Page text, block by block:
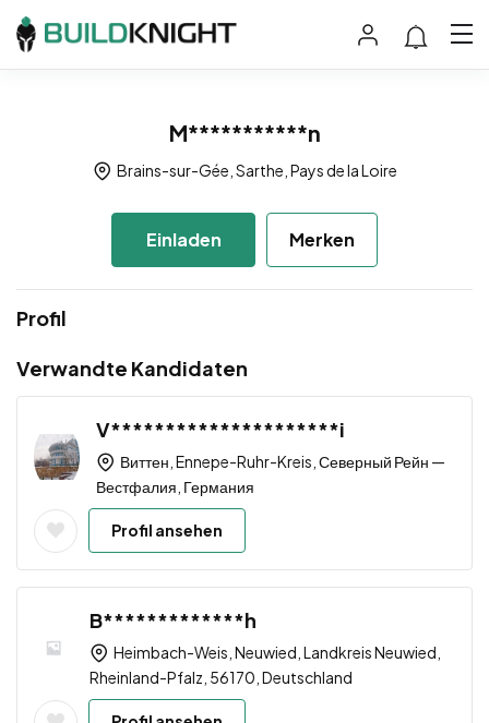
M***********n
Brains-sur-Gée, Sarthe, Pays de la Loire
Einladen Merken
Profil
Verwandte Kandidaten
V*********************i
Виттен, Ennepe-Ruhr-Kreis, Северный Рейн —
Вестфалия, Германия
Profil ansehen
B*************h
Heimbach-Weis, Neuwied, Landkreis Neuwied,
Rheinland-Pfalz, 56170, Deutschland